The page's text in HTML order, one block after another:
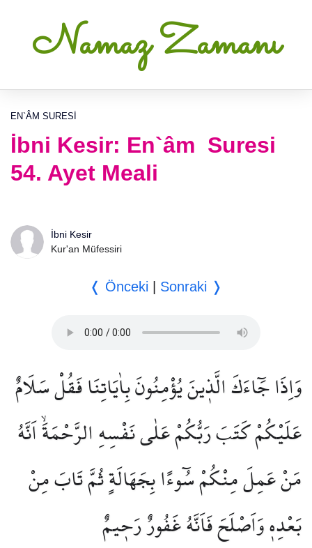
Namaz Zamanı
EN`ÂM SURESI
İbni Kesir: En`âm Suresi
54. Ayet Meali
İbni Kesir
Kur'an Müfessiri
❬ Önceki Sonraki ❭
وَاِذَا جَٓاءَكَ الَّذ۪ينَ يُؤْمِنُونَ بِاٰيَاتِنَا فَقُلْ سَلَامٌ
عَلَيْكُمْ كَتَبَ رَبُّكُمْ عَلٰى نَفْسِهِ الرَّحْمَةَۙ اَنَّهُ
مَنْ عَمِلَ مِنْكُمْ سُٓوءًا بِجَهَالَةٍ ثُمَّ تَابَ مِنْ
بَعْدِه۪ وَاَصْلَحَ فَاَنَّهُ غَفُورٌ رَح۪يمٌ